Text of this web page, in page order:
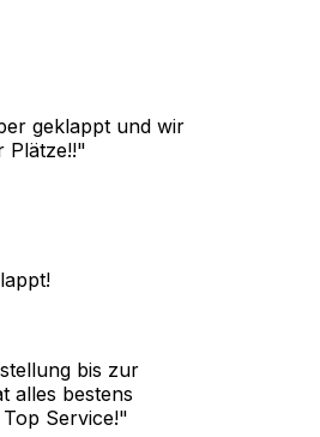
geklappt und wir
Plätze!!"
bis zur
alles bestens
Service!"